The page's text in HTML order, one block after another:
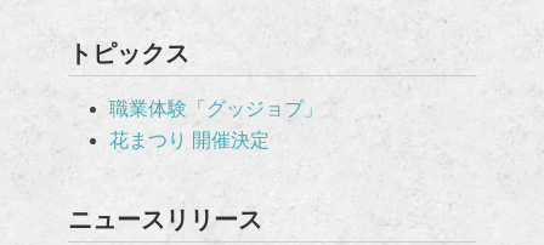
トピックス
職業体験「グッジョブ」
花まつり 開催決定
ニュースリリース